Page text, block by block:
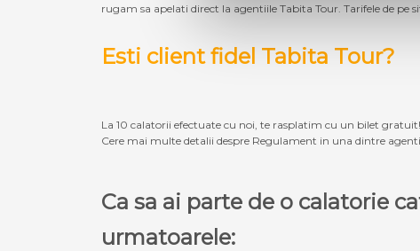
rugam sa apelati direct la agentiile Tabita Tour. Tarifele de
Esti client fidel Tabita Tour?
La 10 calatorii efectuate cu noi, te rasplatim cu un bilet gratuit!
Cere mai multe detalii despre Regulament in una dintre
Ca sa ai parte de o calatorie
urmatoarele: